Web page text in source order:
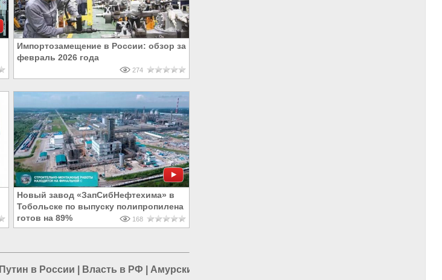
Импортозамещение в России: обзор за
февраль 2026 года
274
Новый завод «ЗапСибНефтехима» в
Тобольске по выпуску полипропилена
готов на 89%
168
Путин в России Власть в РФ Амурский ГПЗ